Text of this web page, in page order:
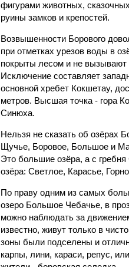
фигурами животных,
руины замков и крепостей.
Возвышенности Борового
при отметках урезов воды в
покрыты лесом и не вызывают
Исключение составляет
основной хребет Кокшетау,
метров. Высшая точка - гора
Синюха.
Нельзя не сказать об озёрах
Щучье, Боровое, Большое и
Это большие озёра, а с
озёра: Светлое, Карасье,
По праву одним из самых
озеро Большое Чебачье, в
можно наблюдать за
известно, живут только в
зоны были подселены и
карпы, лини, караси, репус,